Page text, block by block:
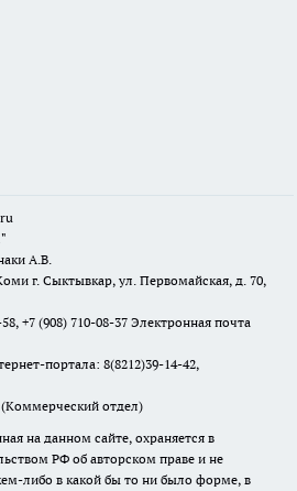
А.В.
г. Сыктывкар, ул. Первомайская, д. 70,
+7 (908) 710-08-37 Электронная почта
портала: 8(8212)39-14-42,
(Коммерческий отдел)
на данном сайте, охраняется в
РФ об авторском праве и не
либо в какой бы то ни было форме, в